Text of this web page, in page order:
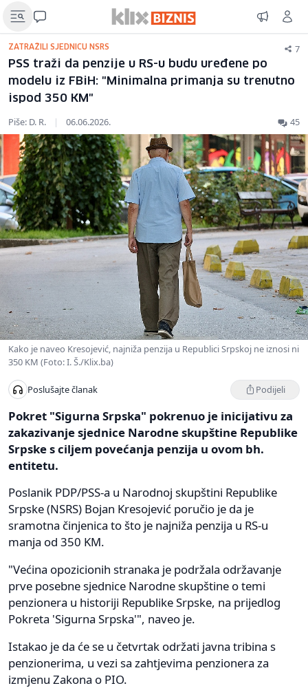
ZATRAŽILI SJEDNICU NSRS 7
PSS traži da penzije u RS-u budu uređene po
modelu iz FBiH: "Minimalna primanja su trenutno
ispod 350 KM"
Piše: D. R. | 06.06.2026. 45
Kako je naveo Kresojević, najniža penzija u Republici Srpskoj ne iznosi ni
350 KM (Foto: I. Š./Klix.ba)
Poslušajte članak Podijeli
Pokret "Sigurna Srpska" pokrenuo je inicijativu za
zakazivanje sjednice Narodne skupštine Republike
Srpske s ciljem povećanja penzija u ovom bh.
entitetu.
Poslanik PDP/PSS-a u Narodnoj skupštini Republike
Srpske (NSRS) Bojan Kresojević poručio je da je
sramotna činjenica to što je najniža penzija u RS-u
manja od 350 KM.
"Većina opozicionih stranaka je podržala održavanje
prve posebne sjednice Narodne skupštine o temi
penzionera u historiji Republike Srpske, na prijedlog
Pokreta 'Sigurna Srpska'", naveo je.
Istakao je da će se u četvrtak održati javna tribina s
penzionerima, u vezi sa zahtjevima penzionera za
izmjenu Zakona o PIO.